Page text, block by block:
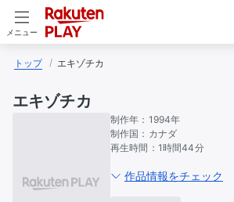
メニュー
トップ エキゾチカ
エキゾチカ
制作年： 1994年
制作国： カナダ
再生時間： 1時間44分
作品情報をチェック